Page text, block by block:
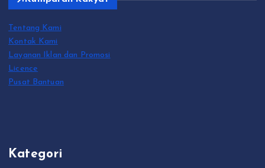
Tentang Kami
Kontak Kami
Layanan Iklan dan Promosi
Licence
Pusat Bantuan
Kategori